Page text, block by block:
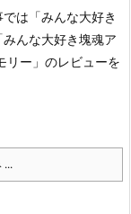
では「みんな大好き
んな大好き塊魂ア
リー」のレビューを
...